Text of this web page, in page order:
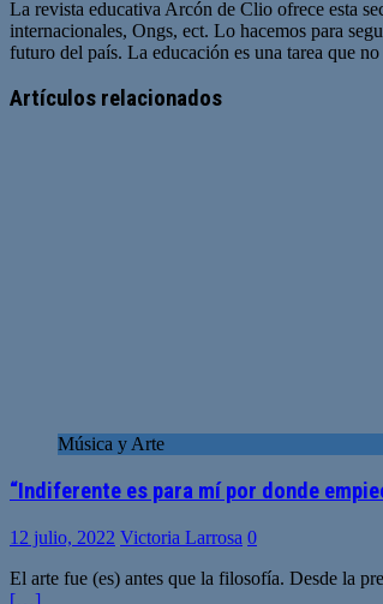
La revista educativa Arcón de Clio ofrece esta
internacionales, Ongs, ect. Lo hacemos para
futuro del país. La educación es una tarea que
web
Artículos relacionados
Música y Arte
“Indiferente es para mí por donde
12 julio, 2022 Victoria Larrosa 0
El arte fue (es) antes que la filosofía. Desde la
[…]